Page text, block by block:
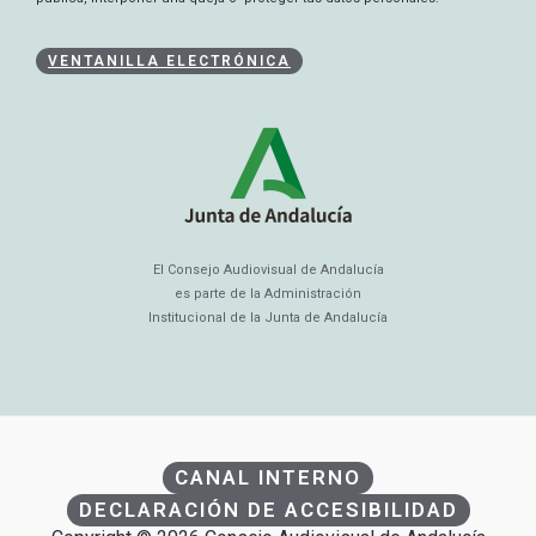
VENTANILLA ELECTRÓNICA
El Consejo Audiovisual de Andalucía
es parte de la Administración
Institucional de la Junta de Andalucía
CANAL INTERNO
DECLARACIÓN DE ACCESIBILIDAD